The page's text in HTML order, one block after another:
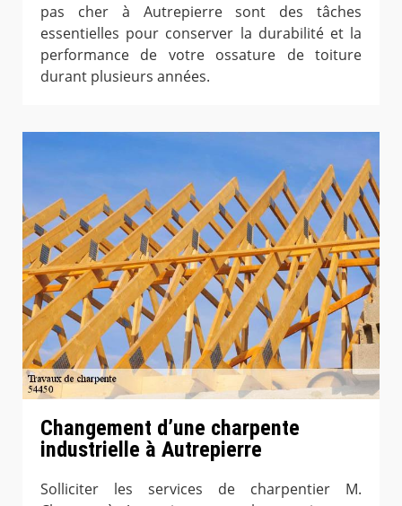
pas cher à Autrepierre sont des tâches
essentielles pour conserver la durabilité et la
performance de votre ossature de toiture
durant plusieurs années.
Changement d’une charpente
industrielle à Autrepierre
Solliciter les services de charpentier M.